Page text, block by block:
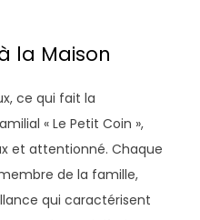
la Maison
ce qui fait la
« Le Petit Coin »,
et attentionné. Chaque
de la famille,
qui caractérisent